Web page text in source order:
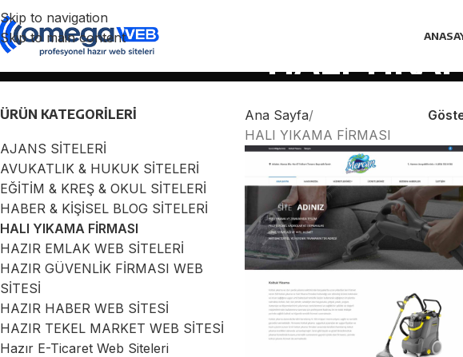
Skip to navigation
Skip to main content
HALI
ÜRÜN KATEGORILERI
AJANS SİTELERİ
AVUKATLIK & HUKUK SİTELERİ
EĞİTİM & KREŞ & OKUL SİTELERİ
HABER & KİŞİSEL BLOG SİTELERİ
HALI YIKAMA FİRMASI
HAZIR EMLAK WEB SİTELERİ
HAZIR GÜVENLİK FİRMASI WEB
SİTESİ
HAZIR HABER WEB SİTESİ
HAZIR TEKEL MARKET WEB SİTESİ
Hazır E-Ticaret Web Siteleri
Ana Sayfa
HALI YIKAMA FİRMASI